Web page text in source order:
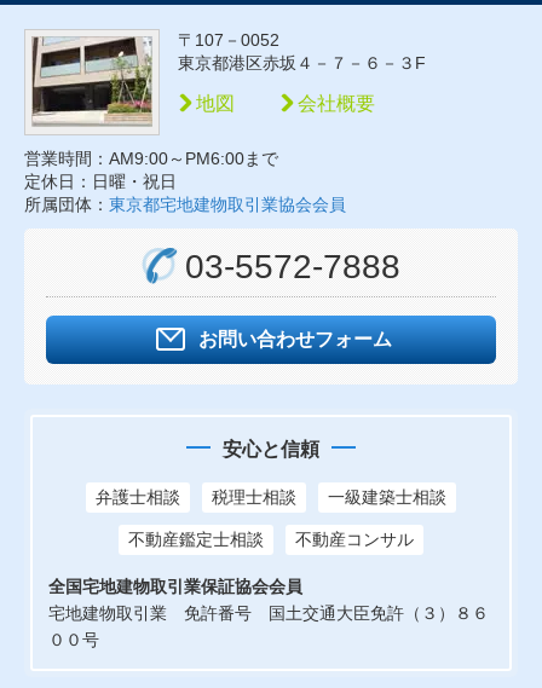
〒107－0052
東京都港区赤坂４－７－６－３F
地図 会社概要
営業時間：AM9:00～PM6:00まで
定休日：日曜・祝日
所属団体： 東京都宅地建物取引業協会会員
03-5572-7888
お問い合わせフォーム
安心と信頼
弁護士相談 税理士相談 一級建築士相談
不動産鑑定士相談 不動産コンサル
全国宅地建物取引業保証協会会員
宅地建物取引業 免許番号 国土交通大臣免許（３）８６
００号